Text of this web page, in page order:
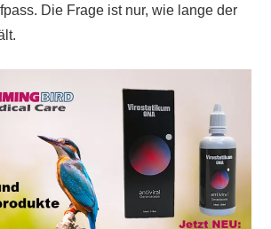
Die Frage ist nur, wie lange der